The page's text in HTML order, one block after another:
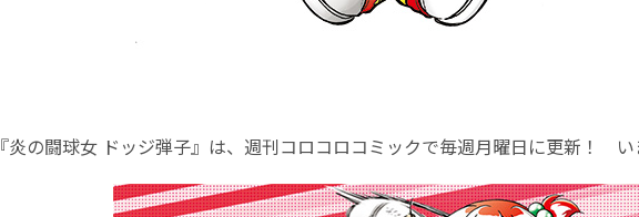
『炎の闘球女 ドッジ弾子』は、週刊コロコロコミックで毎週月曜日に更新！